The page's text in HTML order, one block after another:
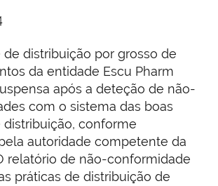
de distribuição por grosso de
da entidade Escu Pharm
após a deteção de não-
com o sistema das boas
distribuição, conforme
autoridade competente da
relatório de não-conformidade
práticas de distribuição de